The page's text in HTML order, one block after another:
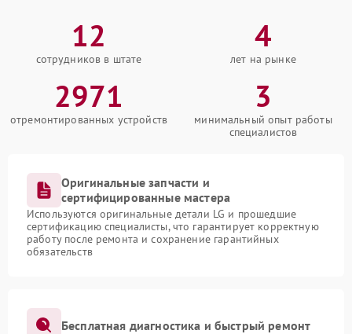
12
сотрудников в штате
4
лет на рынке
2971
отремонтированных устройств
3
минимальный опыт работы
специалистов
Оригинальные запчасти и
сертифицированные мастера
Используются оригинальные детали LG и прошедшие
сертификацию специалисты, что гарантирует корректную
работу после ремонта и сохранение гарантийных
обязательств
Бесплатная диагностика и быстрый ремонт